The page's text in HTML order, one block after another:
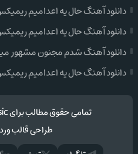
دانلود آهنگ حال یه اعدامیم
دانلود آهنگ حال یه اعدامیم
دانلود آهنگ شدم مجنون مشهور
دانلود آهنگ حال یه اعدامیم
تمامی حقوق مطالب برای apamusic محفوظ است
طراحی قالب